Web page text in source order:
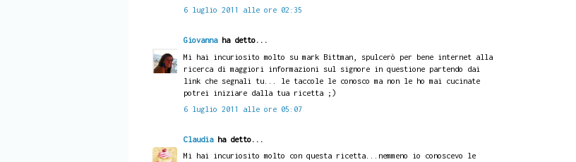
6 luglio 2011 alle ore 02:35
Giovannaha detto...
Mi hai incuriosito molto su mark Bittman, spulcerò per bene internet alla
ricerca di maggiori informazioni sul signore in questione partendo dai
link che segnali tu... le taccole le conosco ma non le ho mai cucinate
potrei iniziare dalla tua ricetta ;)
6 luglio 2011 alle ore 05:07
Claudiaha detto...
Mi hai incuriosito molto con questa ricetta...nemmeno io conoscevo le